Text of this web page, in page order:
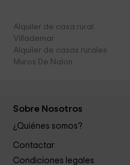
Alquiler de casa rural
Villademar
Alquiler de casas rurales
Muros De Nalon
Sobre Nosotros
¿Quiénes somos?
Contactar
Condiciones legales